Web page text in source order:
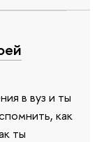
в вуз и ты
как
ты